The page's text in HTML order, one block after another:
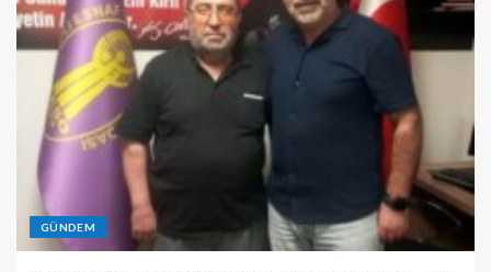
GÜNDEM